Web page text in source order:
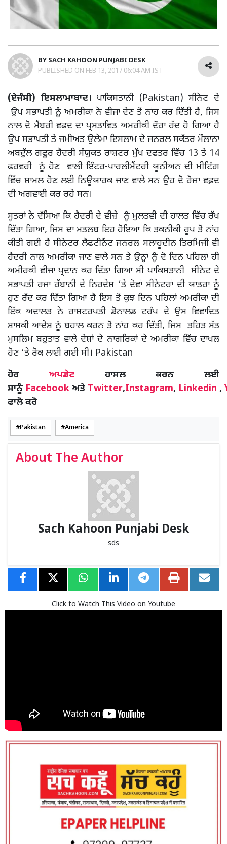
BY SACH KAHOON PUNJABI DESK
PUBLISHED ON FEB 13, 2017 06:04 AM IST
(ਏਜੰਸੀ) ਇਸਲਾਮਾਬਾਦ।ਪਾਕਿਸਤਾਨੀ (Pakistan) ਸੀਨੇਟ ਦੇ
ਉਪ ਸਭਾਪਤੀ ਨੂੰ ਅਮਰੀਕਾ ਨੇ ਵੀਜਾ ਦੇਣ ਤੋਂ ਨਾਂਹ ਕਰ ਦਿੱਤੀ ਹੈ, ਜਿਸ
ਨਾਲ ਦੋ ਮੈਂਬਰੀ ਵਫਦ ਦਾ ਪ੍ਰਸਤਾਵਿਤ ਅਮਰੀਕੀ ਦੌਰਾ ਰੱਦ ਹੋ ਗਿਆ ਹੈ
ਉਪ ਸਭਾਪਤੀ ਤੇ ਜਮੀਅਤ ਉਲੇਮਾ ਇਸਲਾਮ ਦੇ ਜਨਰਲ ਸਕੱਤਰ ਮੌਲਾਨਾ
ਅਬਦੁੱਲ ਗਫੂਰ ਹੈਦਰੀ ਸੰਯੁਕਤ ਰਾਸ਼ਟਰ ਮੁੱਖ ਦਫਤਰ ਵਿੱਚ 13 ਤੇ 14
ਫਰਵਰੀ ਨੂੰ ਹੋਣ ਵਾਲੀ ਇੰਟਰ-ਪਾਰਲੀਮੈਂਟਰੀ ਯੂਨੀਅਨ ਦੀ ਮੀਟਿੰਗ
ਵਿੱਚ ਸ਼ਾਮਲ ਹੋਣ ਲਈ ਨਿਊਯਾਰਕ ਜਾਣ ਵਾਲੇ ਸਨ ਉਹ ਦੋ ਰੋਜ਼ਾ ਵਫ਼ਦ
ਦੀ ਅਗਵਾਈ ਕਰ ਰਹੇ ਸਨ।
ਸੂਤਰਾਂ ਨੇ ਦੱਸਿਆ ਕਿ ਹੈਦਰੀ ਦੇ ਵੀਜ਼ੇ ਨੂੰ ਮੁਲਤਵੀ ਦੀ ਹਾਲਤ ਵਿੱਚ ਰੱਖ
ਦਿੱਤਾ ਗਿਆ, ਜਿਸ ਦਾ ਮਤਲਬ ਇਹ ਹੋਇਆ ਕਿ ਤਕਨੀਕੀ ਰੂਪ ਤੋਂ ਨਾਂਹ
ਕੀਤੀ ਗਈ ਹੈ ਸੀਨੇਟਰ ਲੈਫਟੀਨੈਂਟ ਜਨਰਲ ਸਲਾਹੂਦੀਨ ਤਿਰਮਿਜੀ ਵੀ
ਹੈਦਰੀ ਨਾਲ ਅਮਰੀਕਾ ਜਾਣ ਵਾਲੇ ਸਨ ਤੇ ਉਨ੍ਹਾਂ ਨੂੰ ਦੋ ਦਿਨ ਪਹਿਲਾਂ ਹੀ
ਅਮੀਰਕੀ ਵੀਜਾ ਪ੍ਰਦਾਨ ਕਰ ਦਿੱਤਾ ਗਿਆ ਸੀ ਪਾਕਿਸਤਾਨੀ ਸੀਨੇਟ ਦੇ
ਸਭਾਪਤੀ ਰਜਾ ਰੱਬਾਨੀ ਦੇ ਨਿਰਦੇਸ਼ ‘ਤੇ ਦੋਵਾਂ ਸੀਨੇਟਰਾਂ ਦੀ ਯਾਤਰਾ ਨੂੰ
ਹੁਣ ਰੱਦ ਕਰ ਦਿੱਤਾ ਗਿਆ ਹੈ ਇਸ ਤੋਂ ਕੁਝ ਦਿਨ ਪਹਿਲਾਂ ਅਮਰੀਕਾ ਦੀ
ਇੱਕ ਅਦਾਲਤ ਨੇ ਰਾਸ਼ਟਰਪਤੀ ਡੋਨਾਲਡ ਟਰੰਪ ਦੇ ਉਸ ਵਿਵਾਦਿਤ
ਸ਼ਾਸਕੀ ਆਦੇਸ਼ ਨੂੰ ਬਹਾਲ ਕਰਨ ਤੋਂ ਨਾਂਹ ਕਰ ਦਿੱਤੀ, ਜਿਸ ਤਹਿਤ ਸੱਤ
ਮੁਸਲਿਮ ਬਹੁਤਾਤ ਵਾਲੇ ਦੇਸ਼ਾਂ ਦੇ ਨਾਗਰਿਕਾਂ ਦੇ ਅਮਰੀਕਾ ਵਿੱਚ ਦਾਖਲ
ਹੋਣ ‘ਤੇ ਰੋਕ ਲਾਈ ਗਈ ਸੀ। Pakistan
ਹੋਰ ਅਪਡੇਟਹਾਸਲ ਕਰਨ ਲਈ
ਸਾਨੂੰ Facebook ਅਤੇ Twitter,Instagram, Linkedin ,
ਫਾਲੋ ਕਰੋ
Pakistan America
About The Author
Sach Kahoon Punjabi Desk
sds
Click to Watch This Video on Youtube